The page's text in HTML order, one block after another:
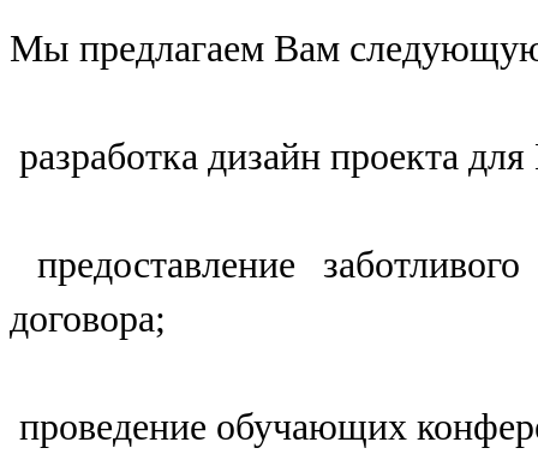
Мы предлагаем Вам
разработка дизайн проекта
предоставление
договора;
проведение обучающих